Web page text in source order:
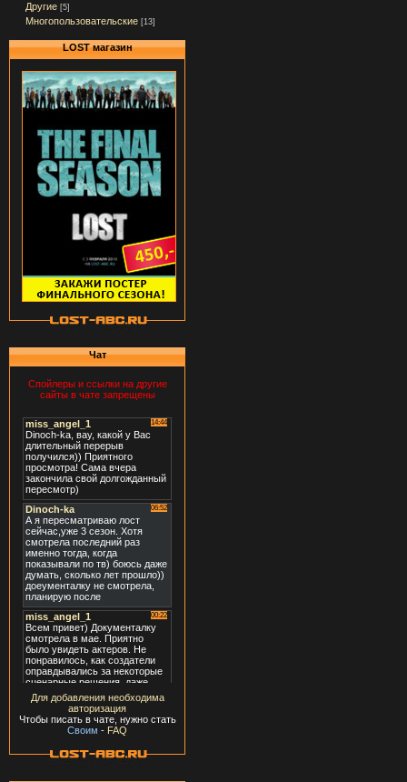
Другие [5]
Многопользовательские [13]
LOST магазин
Чат
Спойлеры и ссылки на другие
сайты в чате запрещены
Для добавления необходима
авторизация
Чтобы писать в чате, нужно стать
Своим - FAQ